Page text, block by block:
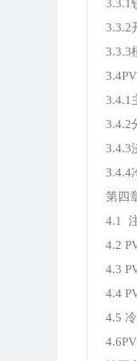
3.3.1
3.3.2
3.3.3
3.4.1
3.4.2
3.4.3
3.4.4
第四
4.1
4.2
4.3
4.4
4.5